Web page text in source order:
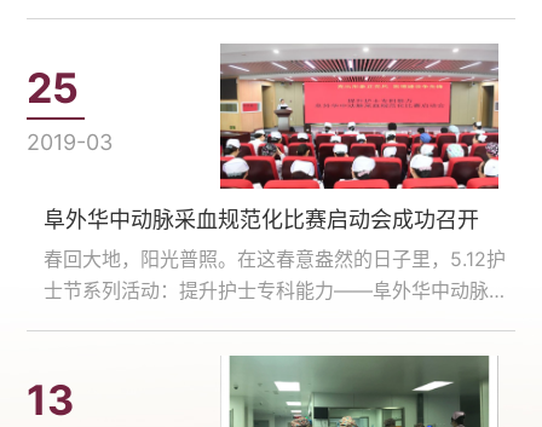
理及技术培训基地认证的单位进行了授牌仪式，阜外华
中心血管病医院被正式授予“心血管病专科护理及技术
培训基地”……...
25
2019-03
阜外华中动脉采血规范化比赛启动会成功召开
春回大地，阳光普照。在这春意盎然的日子里，5.12护
士节系列活动：提升护士专科能力——阜外华中动脉采
本次活动是“阜外华中5.12护士节系列活动”之一，由护
理部主办，3月20日为活动启动会；3月21——4……...
13